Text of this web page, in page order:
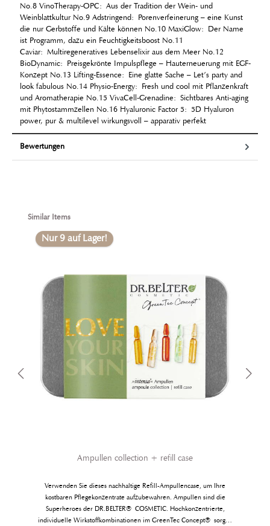
No.8 VinoTherapy-OPC: Aus der Tradition der Wein- und
Weinblattkultur No.9 Adstringend: Porenverfeinerung – eine Kunst
die nur Gerbstoffe und Kälte können No.10 MaxiGlow: Der Name
ist Programm, dazu ein Feuchtigkeitsboost No.11
Caviar: Multiregeneratives Lebenselixir aus dem Meer No.12
BioDynamic: Preisgekrönte Impulspflege – Hauterneuerung mit EGF-
Konzept No.13 Lifting-Essence: Eine glatte Sache – Let’s party and
look fabulous No.14 Physio-Energy: Fresh und cool mit Pflanzenkraft
und Aromatherapie No.15 VivaCell-Grenadine: Sichtbares Anti-aging
mit Phytostammzellen No.16 Hyaluronic Factor 5: 5D Hyaluron
power, pur & multilevel wirkungsvoll – apparativ perfekt
Bewertungen
Produktgalerie überspringen
Similar Items
Nur 9 auf Lager!
Ampullen collection + refill case
Verwenden Sie dieses nachhaltige Refill-Ampullencase, um Ihre
kostbaren Pflegekonzentrate aufzubewahren. Ampullen sind die
Superheroes der DR.BELTER® COSMETIC. Hochkonzentrierte,
individuelle Wirkstoffkombinationen im GreenTec Concept® sorgen